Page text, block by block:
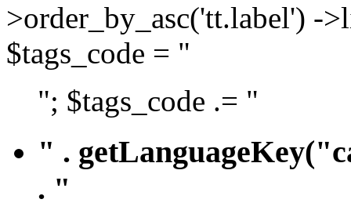
>order_by_asc('tt.label') -
$tags_code = "
"; $tags_code .= "
" .
. "